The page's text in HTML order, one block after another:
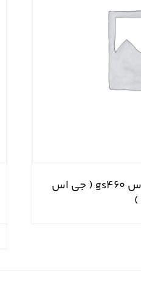
واشر سر سیلندر لکسوس gs۴۶۰ ( جی اس